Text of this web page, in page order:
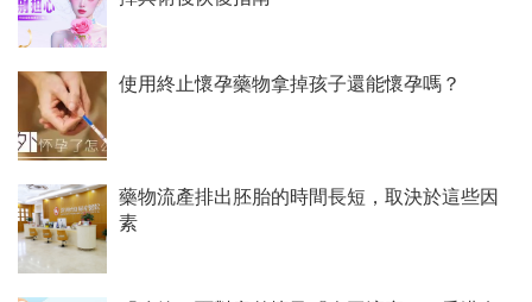
使用終止懷孕藥物拿掉孩子還能懷孕嗎？
藥物流產排出胚胎的時間長短，取決於這些因
素